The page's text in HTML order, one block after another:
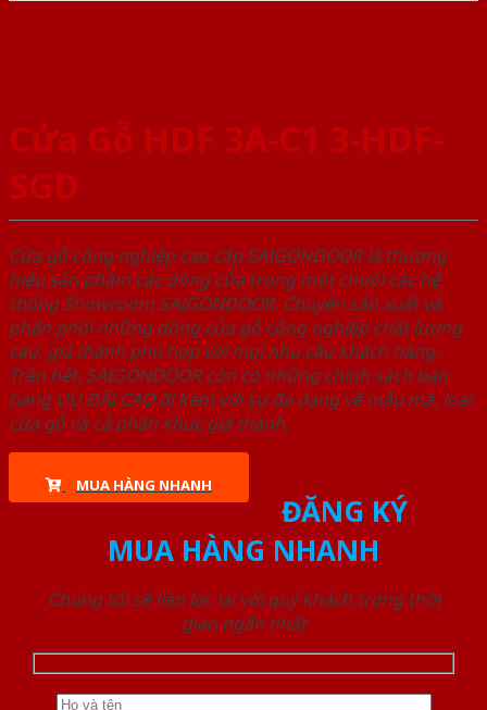
Cửa Gỗ HDF 3A-C1 3-HDF-
SGD
Cửa gỗ công nghiệp cao cấp SAIGONDOOR là thương
hiệu sản phẩm các dòng cửa trong một chuỗi các hệ
thống Showroom SAIGONDOOR. Chuyên sản xuất và
phân phối những dòng cửa gỗ công nghiệp chất lượng
cao, giá thành phù hợp với mọi nhu cầu khách hàng.
Trên hết, SAIGONDOOR còn có những chính sách bán
hàng ƯU ĐÃI CAO đi kèm với sự đa dạng về mẫu mã, loại
cửa gỗ và cả phân khúc giá thành.
MUA HÀNG NHANH
ĐĂNG KÝ
MUA HÀNG NHANH
Chúng tôi sẽ liên lạc lại với quý khách trong thời
gian ngắn nhất